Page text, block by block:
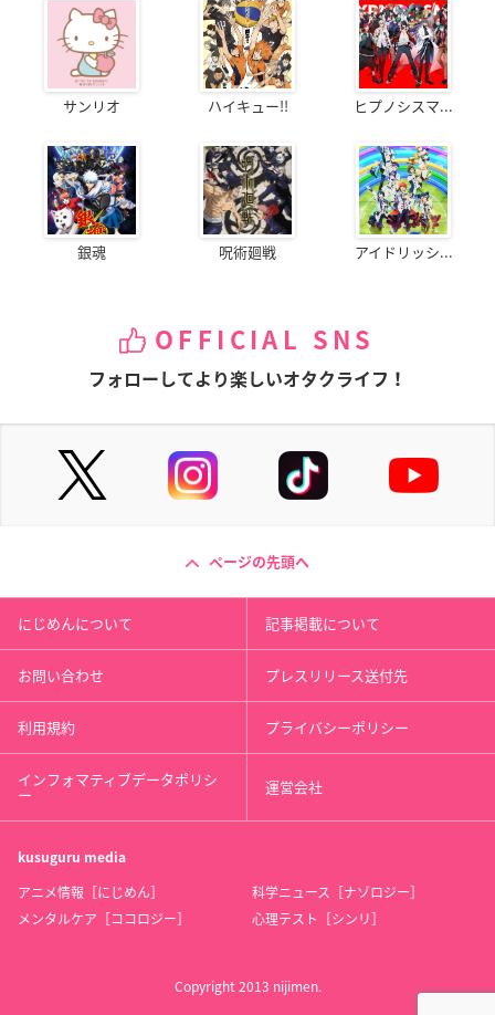
サンリオ ハイキュー!! ヒプノシスマ...
銀魂 呪術廻戦 アイドリッシ...
OFFICIAL SNS
フォローしてより楽しいオタクライフ！
ページの先頭へ
にじめんについて 記事掲載について
お問い合わせ プレスリリース送付先
利用規約 プライバシーポリシー
インフォマティブデータポリシ
ー 運営会社
kusuguru media
アニメ情報［にじめん］
科学ニュース［ナゾロジー］
メンタルケア［ココロジー］
心理テスト［シンリ］
Copyright 2013 nijimen.